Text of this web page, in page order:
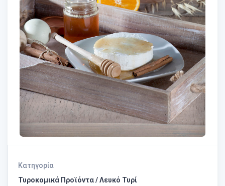
Κατηγορία
Τυροκομικά Προϊόντα / Λευκό Τυρί